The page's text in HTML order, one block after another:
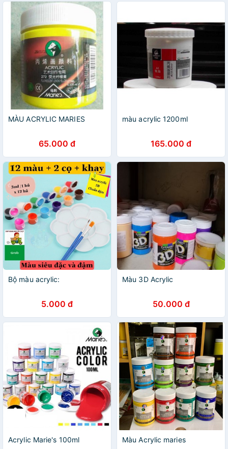
MÀU ACRYLIC MARIES
65.000 đ
màu acrylic 1200ml
165.000 đ
Bộ màu acrylic:
5.000 đ
Màu 3D Acrylic
50.000 đ
Acrylic Marie's 100ml Màu Acrylic maries